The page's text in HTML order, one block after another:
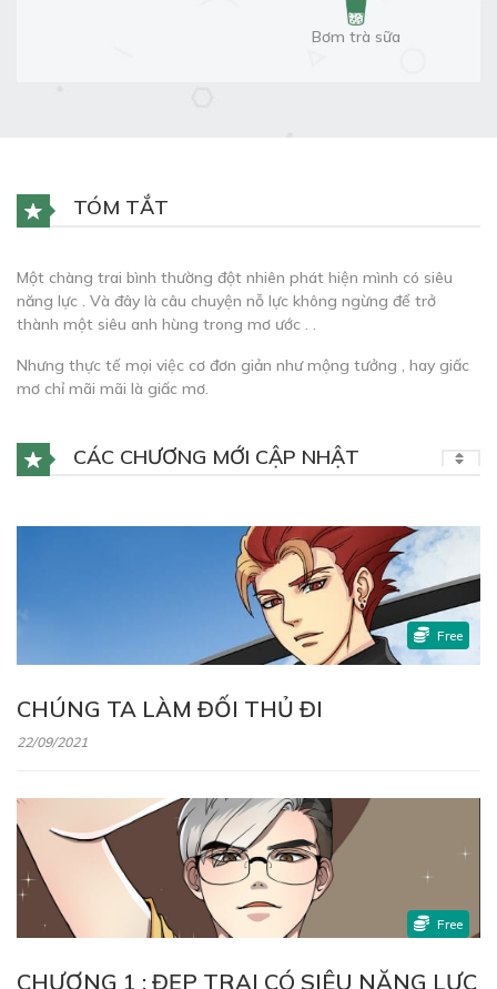
Bơm trà sữa
TÓM TẮT
Một chàng trai bình thường đột nhiên phát hiện mình có siêu
năng lực . Và đây là câu chuyện nỗ lực không ngừng để trở
thành một siêu anh hùng trong mơ ước . .
Nhưng thực tế mọi việc cơ đơn giản như mộng tưởng , hay giấc
mơ chỉ mãi mãi là giấc mơ.
CÁC CHƯƠNG MỚI CẬP NHẬT
CHÚNG TA LÀM ĐỐI THỦ ĐI
22/09/2021
Free
CHƯƠNG 1 : ĐẸP TRAI CÓ SIÊU NĂNG LỰC
Free